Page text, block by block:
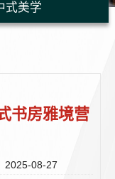
式美学
书房雅境营
2025-08-27